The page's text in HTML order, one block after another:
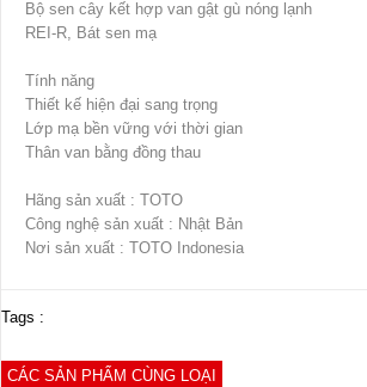
Bộ sen cây kết hợp van gật gù nóng lạnh
REI-R, Bát sen mạ
Tính năng
Thiết kế hiện đại sang trọng
Lớp mạ bền vững với thời gian
Thân van bằng đồng thau
Hãng sản xuất : TOTO
Công nghệ sản xuất : Nhật Bản
Nơi sản xuất : TOTO Indonesia
Tags :
CÁC SẢN PHẨM CÙNG LOẠI